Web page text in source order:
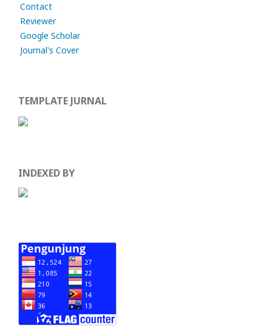
Contact
Reviewer
Google Scholar
Journal's Cover
TEMPLATE JURNAL
INDEXED BY